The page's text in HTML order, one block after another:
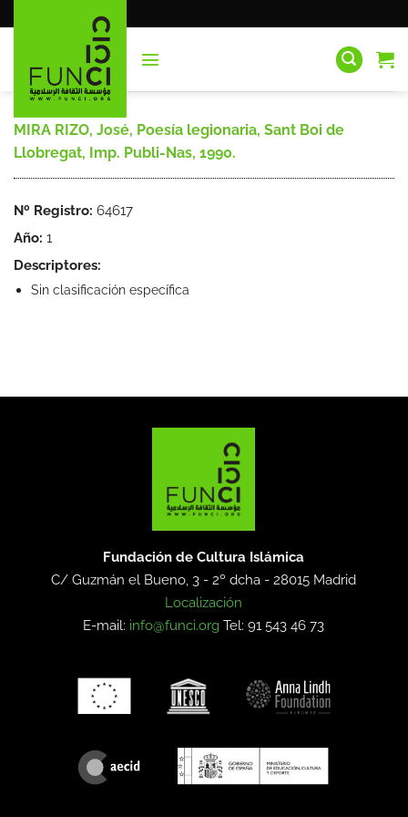
al
MIRA RIZO, José, Poesía legionaria, Sant Boi de
Llobregat, Imp. Publi-Nas, 1990.
Nº Registro: 64617
Año: 1
Descriptores:
Sin clasificación específica
Fundación de Cultura Islámica
C/ Guzmán el Bueno, 3 - 2º dcha -28015 Madrid
Localización
E-mail: info@funci.org Tel: 91 543 46 73